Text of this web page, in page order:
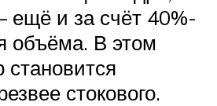
ещё и за счёт 40%-
объёма. В этом
становится
стокового.